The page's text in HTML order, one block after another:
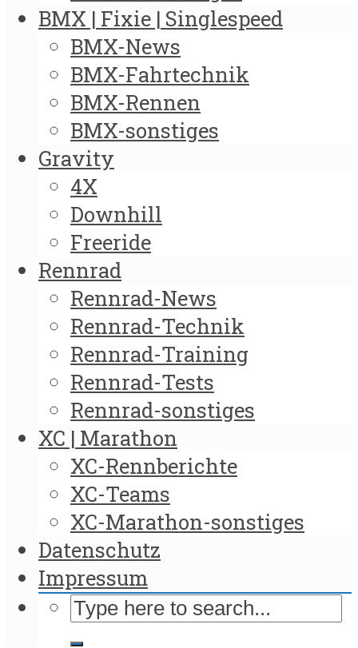
BMX | Fixie | Singlespeed
BMX-News
BMX-Fahrtechnik
BMX-Rennen
BMX-sonstiges
Gravity
4X
Downhill
Freeride
Rennrad
Rennrad-News
Rennrad-Technik
Rennrad-Training
Rennrad-Tests
Rennrad-sonstiges
XC | Marathon
XC-Rennberichte
XC-Teams
XC-Marathon-sonstiges
Datenschutz
Impressum